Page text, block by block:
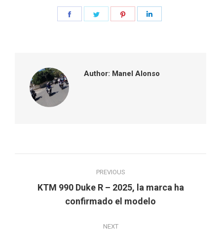
Author: Manel Alonso
navigation
PREVIOUS
Previous
post:
KTM 990 Duke R – 2025, la marca ha
confirmado el modelo
NEXT